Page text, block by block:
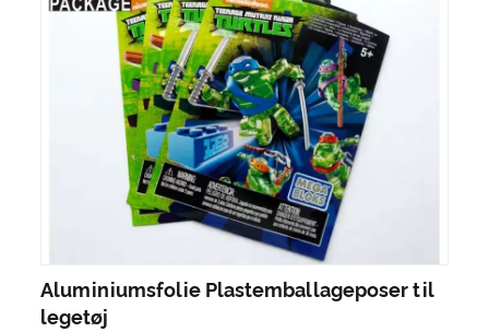
Aluminiumsfolie Plastemballageposer til
legetøj